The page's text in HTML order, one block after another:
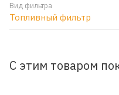
Вид фильтра
Топливный фильтр
С этим товаром